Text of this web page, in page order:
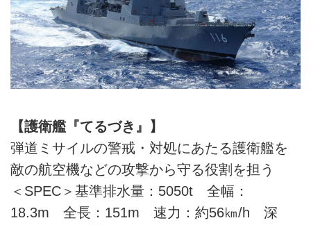
【護衛艦『てるづき』】
弾道ミサイルの警戒・対処にあたる護衛艦を
敵の航空機などの攻撃から守る役割を担う
＜SPEC＞基準排水量：5050t 全幅：
18.3m 全長：151m 速力：約56㎞/h 深